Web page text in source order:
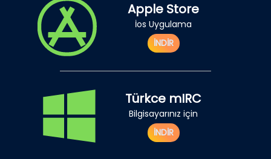
Apple Store
İos Uygulama
İNDİR
Türkce mIRC
Bilgisayarınız için
İNDİR